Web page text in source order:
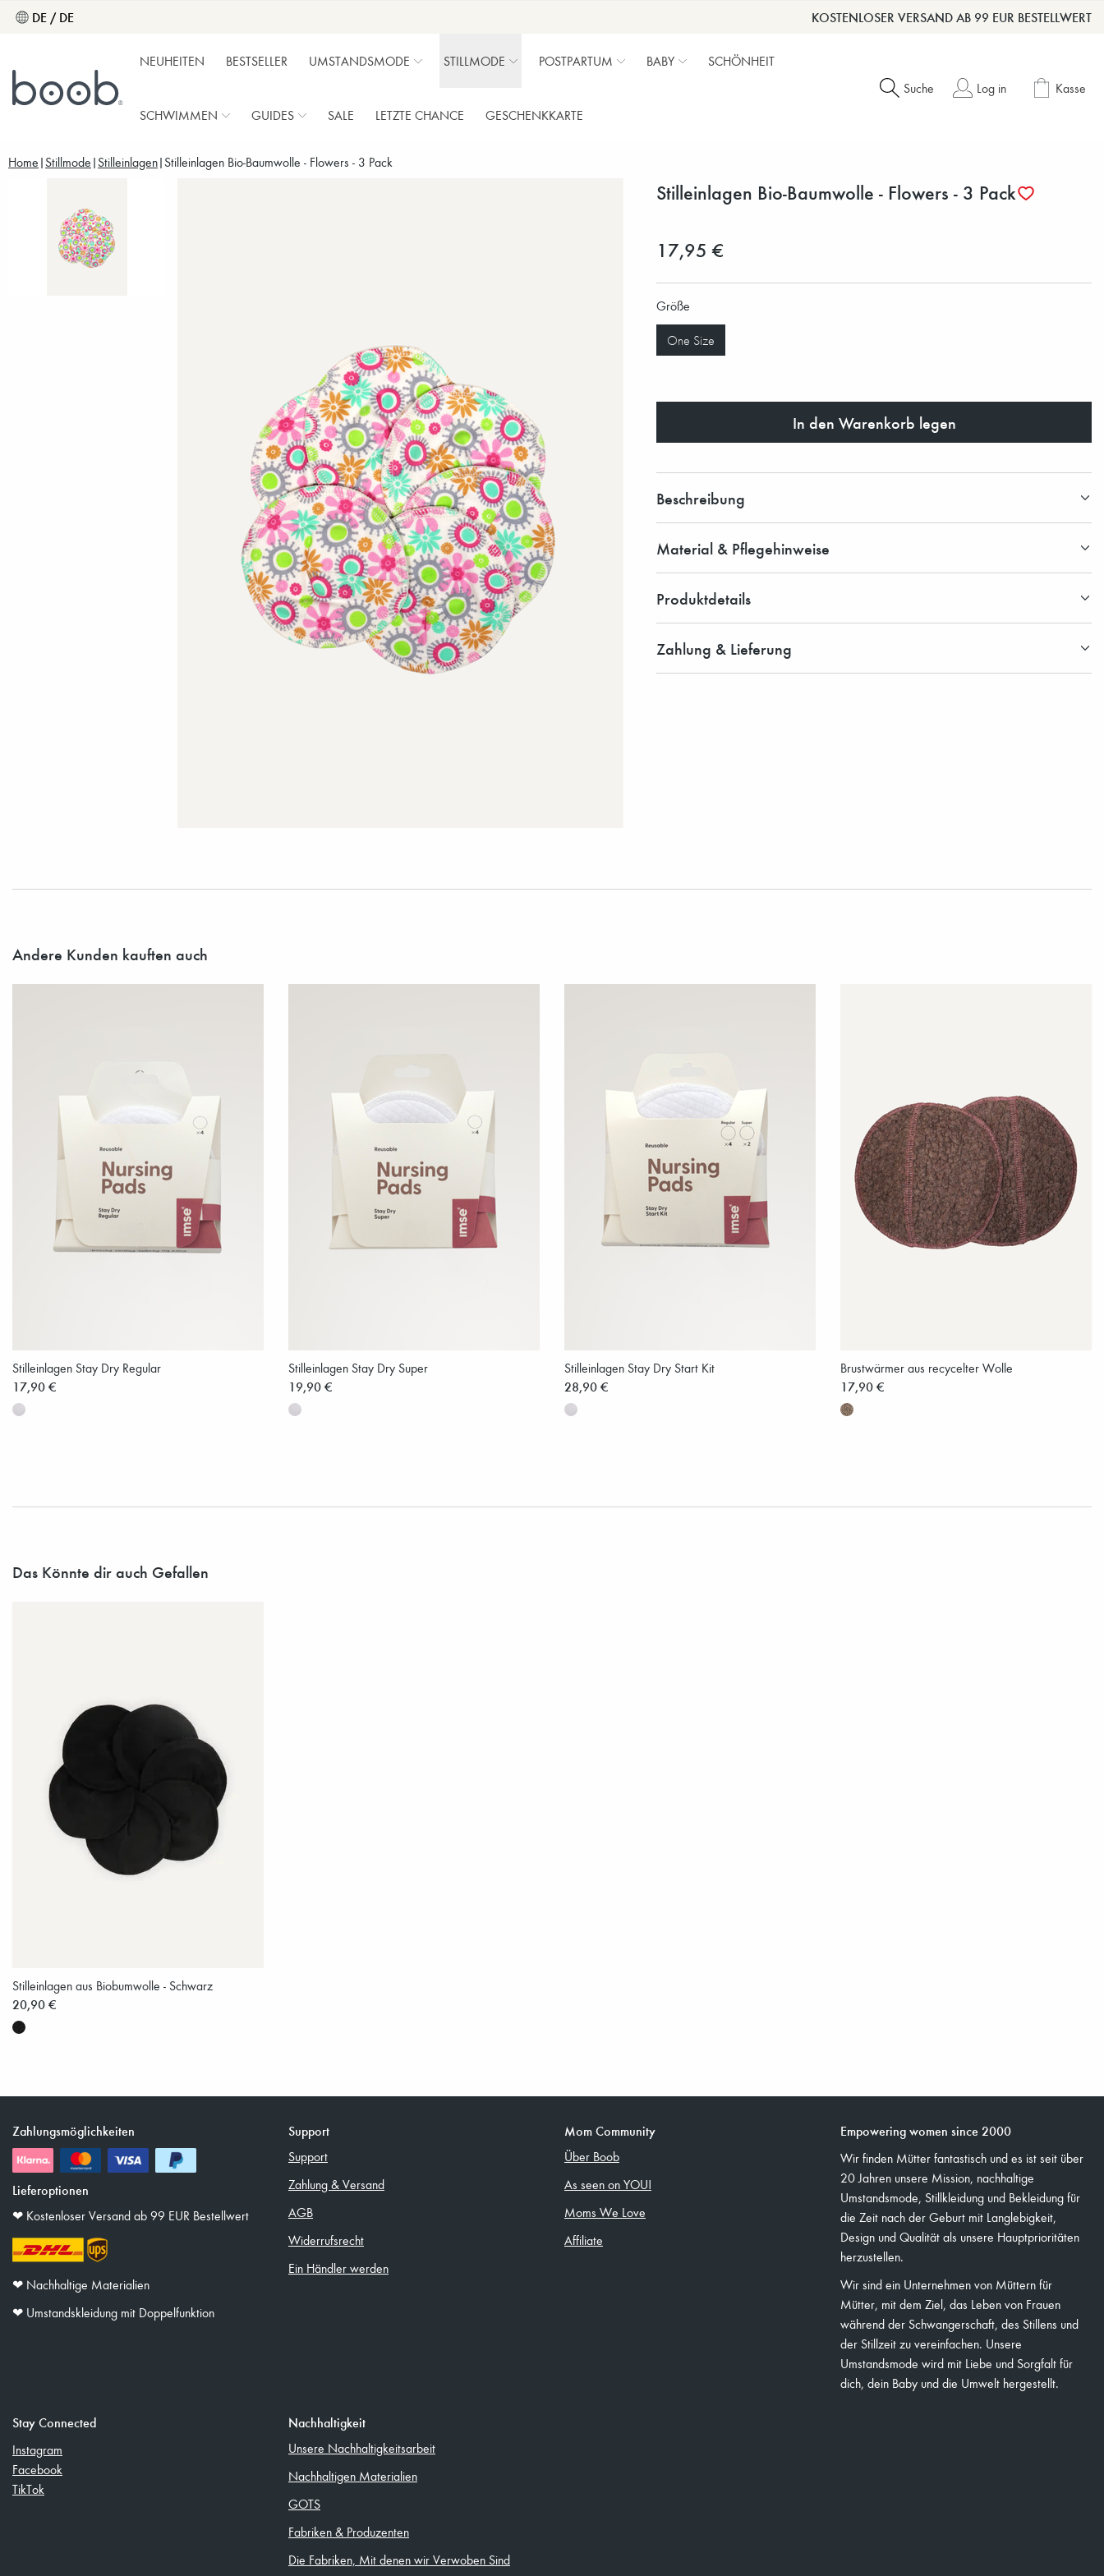
DE / DE KOSTENLOSER VERSAND AB 99 EUR BESTELLWERT
NEUHEITEN BESTSELLER UMSTANDSMODE STILLMODE POSTPARTUM BABY SCHÖNHEIT
SCHWIMMEN GUIDES SALE LETZTE CHANCE GESCHENKKARTE
Suche Log in Kasse
Home Stillmode Stilleinlagen Stilleinlagen Bio-Baumwolle - Flowers - 3 Pack
Stilleinlagen Bio-Baumwolle - Flowers - 3 Pack
17,95 €
Größe
One Size
In den Warenkorb legen
Beschreibung
Material & Pflegehinweise
Produktdetails
Zahlung & Lieferung
Andere Kunden kauften auch
Stilleinlagen Stay Dry Regular
17,90 €
Stilleinlagen Stay Dry Super
19,90 €
Stilleinlagen Stay Dry Start Kit
28,90 €
Brustwärmer aus recycelter Wolle
17,90 €
Das Könnte dir auch Gefallen
Stilleinlagen aus Biobumwolle - Schwarz
20,90 €
Zahlungsmöglichkeiten
Lieferoptionen
❤︎ Kostenloser Versand ab 99 EUR Bestellwert
❤︎ Nachhaltige Materialien
❤︎ Umstandskleidung mit Doppelfunktion
Support
Support
Zahlung & Versand
AGB
Widerrufsrecht
Ein Händler werden
Mom Community
Über Boob
As seen on YOU!
Moms We Love
Affiliate
Empowering women since 2000
Wir finden Mütter fantastisch und es ist seit über
20 Jahren unsere Mission, nachhaltige
Umstandsmode, Stillkleidung und Bekleidung für
die Zeit nach der Geburt mit Langlebigkeit,
Design und Qualität als unsere Hauptprioritäten
herzustellen.
Wir sind ein Unternehmen von Müttern für
Mütter, mit dem Ziel, das Leben von Frauen
während der Schwangerschaft, des Stillens und
der Stillzeit zu vereinfachen. Unsere
Umstandsmode wird mit Liebe und Sorgfalt für
dich, dein Baby und die Umwelt hergestellt.
Stay Connected
Instagram
Facebook
TikTok
Nachhaltigkeit
Unsere Nachhaltigkeitsarbeit
Nachhaltigen Materialien
GOTS
Fabriken & Produzenten
Die Fabriken, Mit denen wir Verwoben Sind